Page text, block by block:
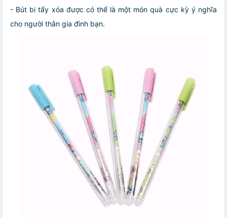
- Bút bi tẩy xóa được có thể là một món quà cực kỳ ý nghĩa
cho người thân gia đình bạn.